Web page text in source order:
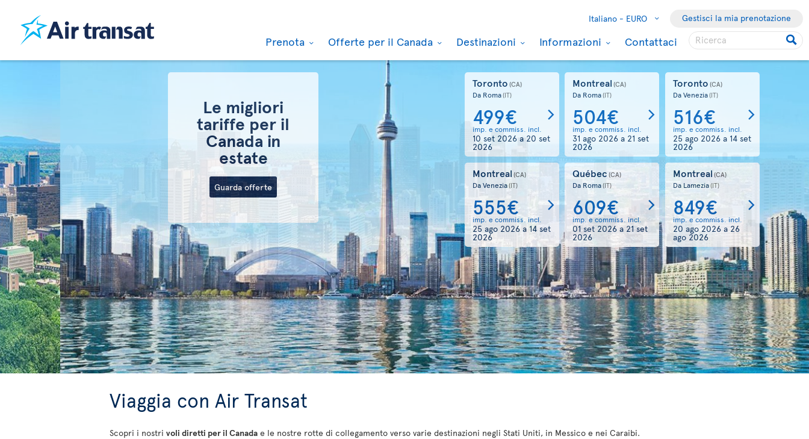
Italiano - EURO Gestisci la mia prenotazione
Prenota Offerte per il Canada Destinazioni Informazioni Contattaci
Le migliori
tariffe per il
Canada in
Guarda offerte
imp. e commiss. incl.
20 set
Montreal
504€
imp. e commiss. incl.
31 ago 2026 21 set
Toronto
516€
imp. e commiss. incl.
25 ago 2026 14 set
555€
imp. e commiss. incl.
25 ago 2026a 14 set
2026
Québec
Da Roma
609€
imp. e commiss. incl.
01 set 2026 21 set
Montreal
849€
imp. e commiss. incl.
20 ago 2026 26
ago 2026
Viaggia con Air Transat
Scopri i nostri voli diretti per il Canada e le nostre rotte di collegamento verso varie destinazioni negli Stati Uniti, in Messico e nei Caraibi.